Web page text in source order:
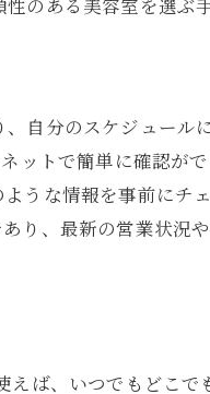
アスタイル
法
ビスのバランス
のある美容室を選ぶ
自分のスケジュール
ットで簡単に確認が
うな情報を事前にチ
り、最新の営業状況
ば、いつでもどこ